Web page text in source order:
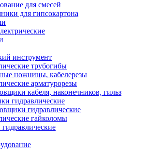
для смесей
для гипсокартона
инструмент
трубогибы
ножницы, кабелерезы
арматурорезы
кабеля, наконечников, гильз
гидравлические
гидравлические
гайколомы